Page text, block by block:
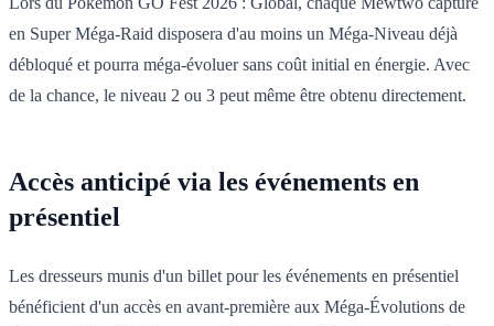
en Super Méga-Raid disposera d'au moins un Méga-Niveau déjà
débloqué et pourra méga-évoluer sans coût initial en énergie. Avec
de la chance, le niveau 2 ou 3 peut même être obtenu directement.
Accès anticipé via les événements en
présentiel
Les dresseurs munis d'un billet pour les événements en présentiel
bénéficient d'un accès en avant-première aux Méga-Évolutions de